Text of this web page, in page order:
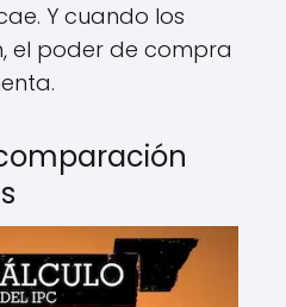
Y cuando los
el poder de compra